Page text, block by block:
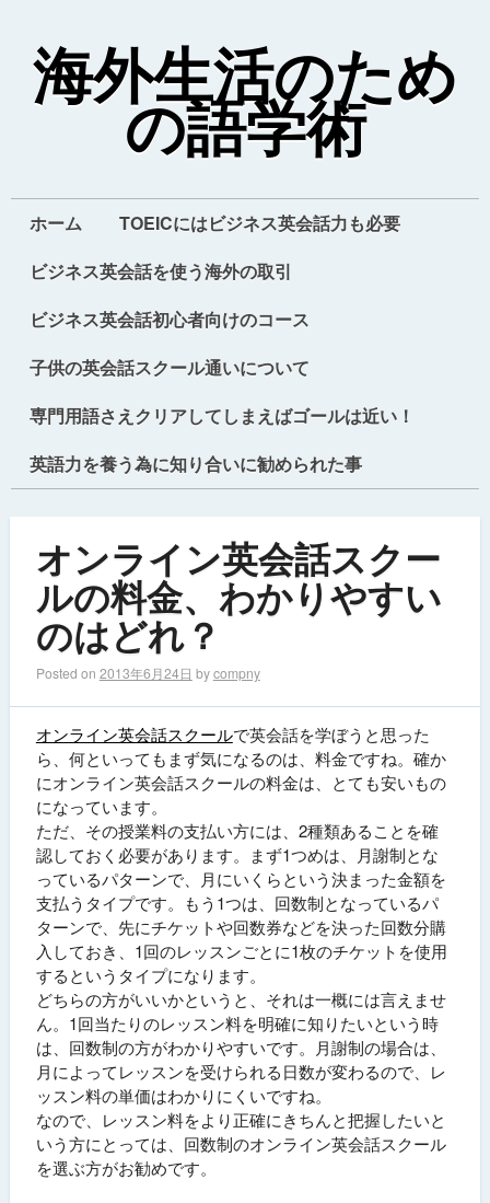
海外生活のため
の語学術
ホーム
TOEICにはビジネス英会話力も必要
ビジネス英会話を使う海外の取引
ビジネス英会話初心者向けのコース
子供の英会話スクール通いについて
専門用語さえクリアしてしまえばゴールは近い！
英語力を養う為に知り合いに勧められた事
オンライン英会話スクー
ルの料金、わかりやすい
のはどれ？
Posted on 2013年6月24日 bycompny
オンライン英会話スクールで英会話を学ぼうと思った
ら、何といってもまず気になるのは、料金ですね。確か
にオンライン英会話スクールの料金は、とても安いもの
になっています。
ただ、その授業料の支払い方には、2種類あることを確
認しておく必要があります。まず1つめは、月謝制とな
っているパターンで、月にいくらという決まった金額を
支払うタイプです。もう1つは、回数制となっているパ
ターンで、先にチケットや回数券などを決った回数分購
入しておき、1回のレッスンごとに1枚のチケットを使用
するというタイプになります。
どちらの方がいいかというと、それは一概には言えませ
ん。1回当たりのレッスン料を明確に知りたいという時
は、回数制の方がわかりやすいです。月謝制の場合は、
月によってレッスンを受けられる日数が変わるので、レ
ッスン料の単価はわかりにくいですね。
なので、レッスン料をより正確にきちんと把握したいと
いう方にとっては、回数制のオンライン英会話スクール
を選ぶ方がお勧めです。